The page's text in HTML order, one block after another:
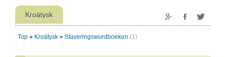
Kroätysk
Top » Kroätysk » Staveringswurdboeken (1)